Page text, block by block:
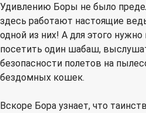
Удивлению Боры не было
здесь работают настоящие
одной из них! А для этого нужно
посетить один шабаш,
безопасности полетов на
бездомных кошек.
Вскоре Бора узнает, что